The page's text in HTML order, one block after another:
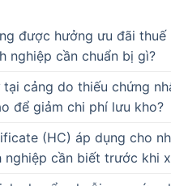
được hưởng ưu đãi thuế
nghiệp cần chuẩn bị gì?
cảng do thiếu chứng
để giảm chi phí lưu kho?
(HC) áp dụng cho
nghiệp cần biết trước khi